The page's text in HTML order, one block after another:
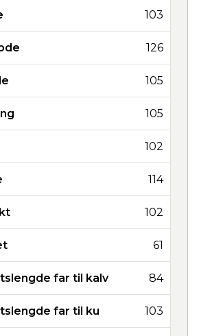
103
126
105
105
102
114
102
61
far til kalv 84
far til ku 103